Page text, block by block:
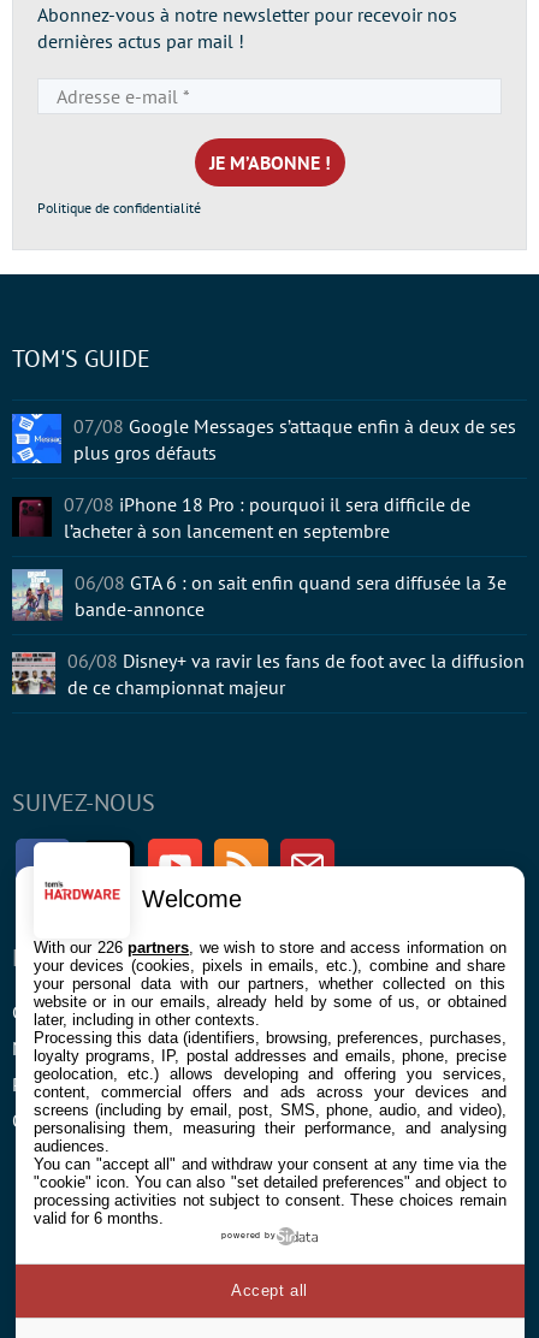
Abonnez-vous à notre newsletter pour recevoir nos
dernières actus par mail !
e-
mail
*
Politique de confidentialité
SUIVEZ-NOUS
FacebookTwitter Youtube RSS Newsletter
ENTREPRISE
Confidentialité et Cookies
Mentions légales et CGU
Préférences Cookies
Qui sommes nous
À PROPOS
Contact
© 2026 Galaxie Media Tous droits réservés
TOM'S GUIDE
07/08 Google Messages s’attaque enfin à deux de ses
plus gros défauts
07/08 iPhone 18 Pro : pourquoi il sera difficile de
l’acheter à son lancement en septembre
06/08 GTA 6 : on sait enfin quand sera diffusée la 3e
bande-annonce
06/08 Disney+ va ravir les fans de foot avec la diffusion
de ce championnat majeur
Welcome
With our 226partners , we wish to store and access information on
your devices (cookies, pixels in emails, etc.), combine and share
your personal data with our partners, whether collected on this
website or in our emails, already held by some of us, or obtained
later, including in other contexts.
Processing this data (identifiers, browsing, preferences, purchases,
loyalty programs, IP, postal addresses and emails, phone, precise
geolocation, etc.) allows developing and offering you services,
content, commercial offers and ads across your devices and
screens (including by email, post, SMS, phone, audio, and video),
personalising them, measuring their performance, and analysing
audiences.
You can "accept all" and withdraw your consent at any time via the
"cookie" icon. You can also "set detailed preferences" and object to
processing activities not subject to consent. These choices remain
valid for 6 months.
powered by
Accept all